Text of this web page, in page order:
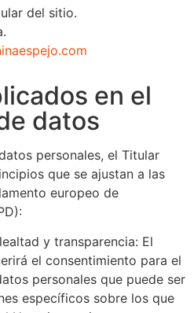
del sitio.
en el
datos
personales, el Titular
que se ajustan a las
europeo de
y transparencia: El
el consentimiento para el
personales que puede ser
específicos sobre los que